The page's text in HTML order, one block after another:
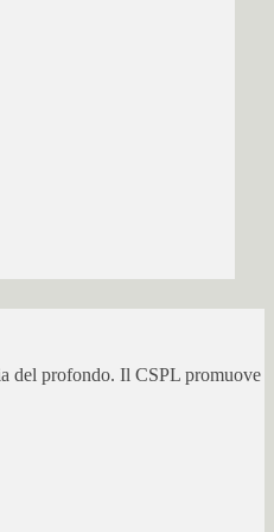
del profondo. Il CSPL promuove